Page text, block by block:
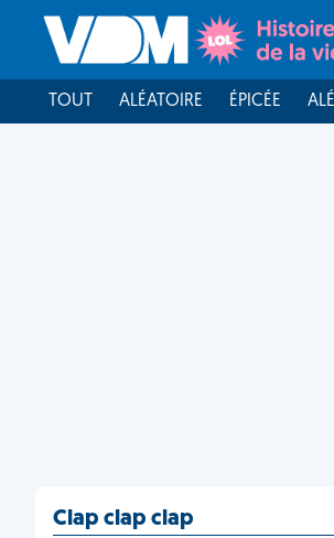
TOUT ALÉATOIRE ÉPICÉE
Clap clap clap